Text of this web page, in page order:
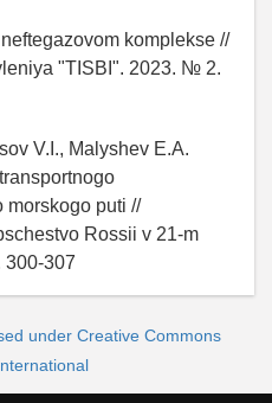
komplekse //
"TISBI". 2023. № 2.
V.I., Malyshev E.A.
morskogo puti //
Rossii v 21-m
300-307
under Creative Commons